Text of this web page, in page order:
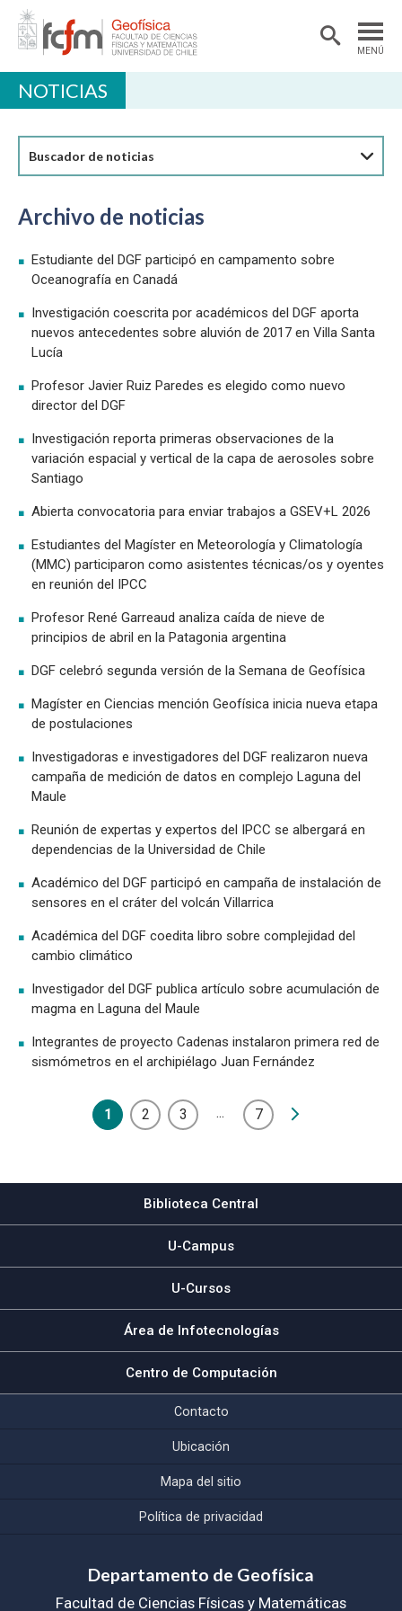
MENÚ
BIBLIOTECA
LABORATORIOS
Ciencias Atmosféricas
NOTICIAS
Buscador de noticias
Archivo de noticias
Estudiante del DGF participó en campamento sobre
Oceanografía en Canadá
Investigación coescrita por académicos del DGF aporta
nuevos antecedentes sobre aluvión de 2017 en Villa Santa
Lucía
Profesor Javier Ruiz Paredes es elegido como nuevo
director del DGF
Investigación reporta primeras observaciones de la
variación espacial y vertical de la capa de aerosoles sobre
Santiago
Abierta convocatoria para enviar trabajos a GSEV+L 2026
Estudiantes del Magíster en Meteorología y Climatología
(MMC) participaron como asistentes técnicas/os y oyentes
en reunión del IPCC
Profesor René Garreaud analiza caída de nieve de
principios de abril en la Patagonia argentina
DGF celebró segunda versión de la Semana de Geofísica
Magíster en Ciencias mención Geofísica inicia nueva etapa
de postulaciones
Investigadoras e investigadores del DGF realizaron nueva
campaña de medición de datos en complejo Laguna del
Maule
Reunión de expertas y expertos del IPCC se albergará en
dependencias de la Universidad de Chile
Académico del DGF participó en campaña de instalación de
sensores en el cráter del volcán Villarrica
Académica del DGF coedita libro sobre complejidad del
cambio climático
Investigador del DGF publica artículo sobre acumulación de
magma en Laguna del Maule
Integrantes de proyecto Cadenas instalaron primera red de
sismómetros en el archipiélago Juan Fernández
1 2 3 ... 7
Biblioteca Central
U-Campus
U-Cursos
Área de Infotecnologías
Centro de Computación
Contacto
Ubicación
Mapa del sitio
Política de privacidad
Departamento de Geofísica
Facultad de Ciencias Físicas y Matemáticas